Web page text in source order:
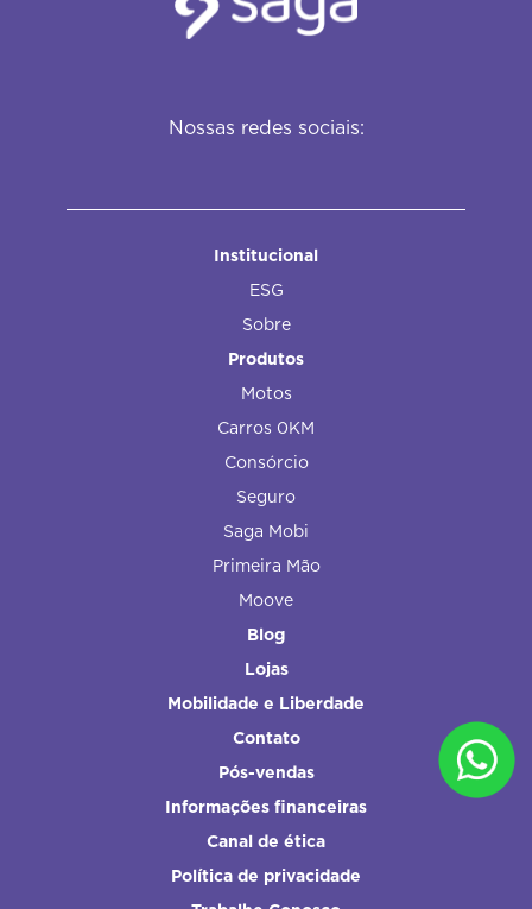
Nossas redes sociais:
Institucional
ESG
Sobre
Produtos
Motos
Carros 0KM
Consórcio
Seguro
Saga Mobi
Primeira Mão
Moove
Blog
Lojas
Mobilidade e Liberdade
Contato
Pós-vendas
Informações financeiras
Canal de ética
Política de privacidade